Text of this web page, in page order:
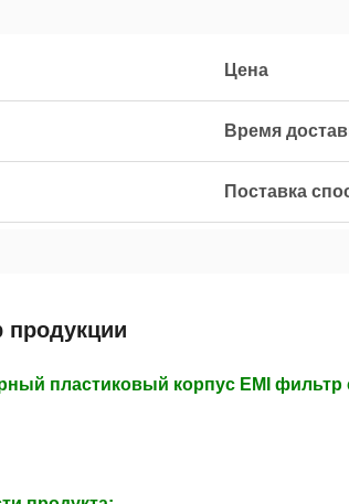
Цена
Время
Поставка
продукции
пластиковый корпус EMI